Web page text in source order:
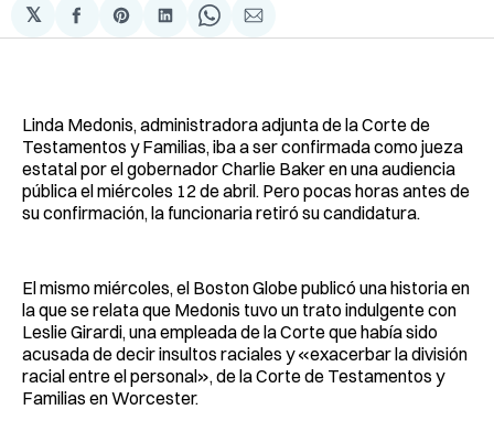
𝕏
Compartir
en
Share
on
Compartir
en
Share
on
Compartir
via
Linda Medonis, administradora adjunta de la Corte de
Testamentos y Familias, iba a ser confirmada como jueza
estatal por el gobernador Charlie Baker en una audiencia
pública el miércoles 12 de abril. Pero pocas horas antes de
su confirmación, la funcionaria retiró su candidatura.
El mismo miércoles, el Boston Globe publicó una historia en
la que se relata que Medonis tuvo un trato indulgente con
Leslie Girardi, una empleada de la Corte que había sido
acusada de decir insultos raciales y «exacerbar la división
racial entre el personal», de la Corte de Testamentos y
Familias en Worcester.